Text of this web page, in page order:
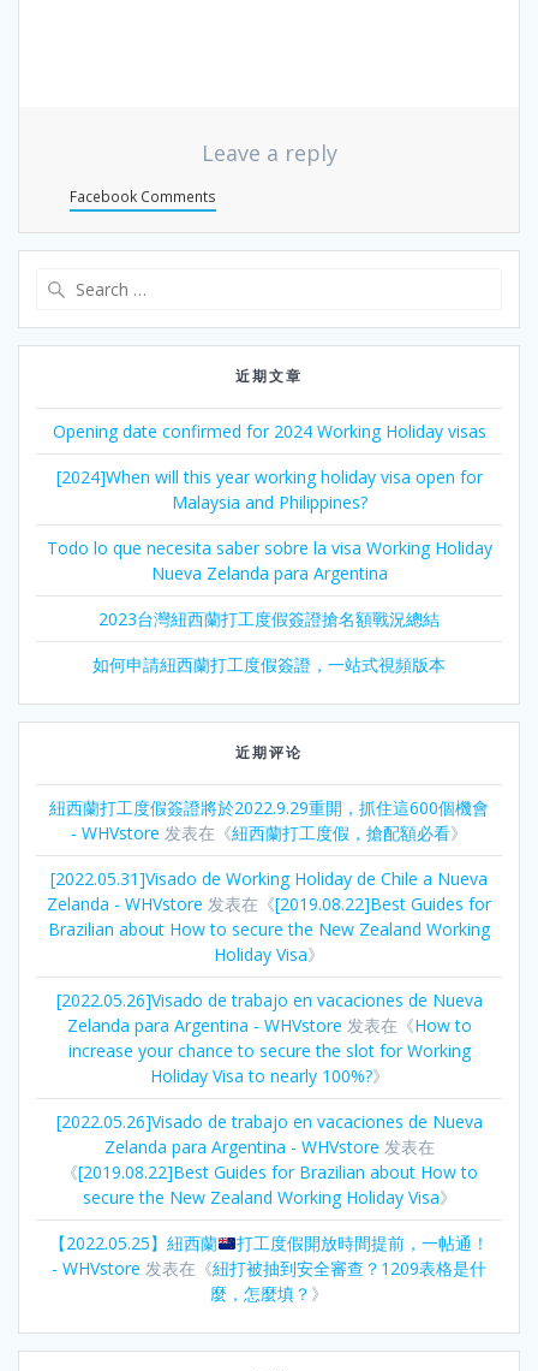
Leave a reply
Facebook Comments
近期文章
Opening date confirmed for 2024 Working Holiday visas
[2024]When will this year working holiday visa open for
Malaysia and Philippines?
Todo lo que necesita saber sobre la visa Working Holiday
Nueva Zelanda para Argentina
2023台灣紐西蘭打工度假簽證搶名額戰況總結
如何申請紐西蘭打工度假簽證，一站式視頻版本
近期评论
紐西蘭打工度假簽證將於2022.9.29重開，抓住這600個機會
- WHVstore 发表在《紐西蘭打工度假，搶配額必看》
[2022.05.31]Visado de Working Holiday de Chile a Nueva
Zelanda - WHVstore 发表在《[2019.08.22]Best Guides for
Brazilian about How to secure the New Zealand Working
Holiday Visa》
[2022.05.26]Visado de trabajo en vacaciones de Nueva
Zelanda para Argentina - WHVstore 发表在《How to
increase your chance to secure the slot for Working
Holiday Visa to nearly 100%?》
[2022.05.26]Visado de trabajo en vacaciones de Nueva
Zelanda para Argentina - WHVstore 发表在
《[2019.08.22]Best Guides for Brazilian about How to
secure the New Zealand Working Holiday Visa》
【2022.05.25】紐西蘭
打工度假開放時間提前，一帖通！
- WHVstore 发表在《紐打被抽到安全審查？1209表格是什
麼，怎麼填？ 》